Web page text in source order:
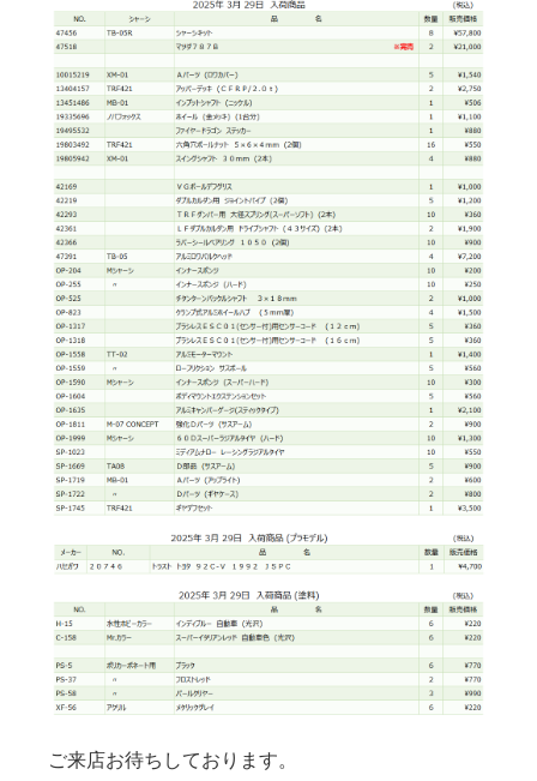
ご来店お待ちしております。